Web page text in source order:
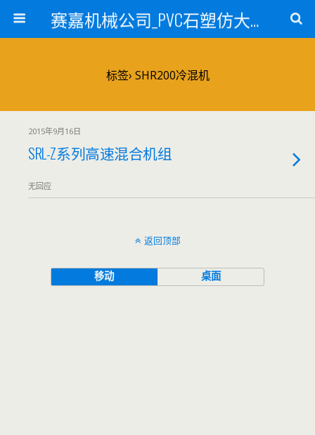
赛嘉机械公司_PVC石塑仿大理石线条生产线_PVC仿大理石板材生产设备_PVC门窗型材生产设备_PVC扣板设备_PVC/WPC发泡板材生产线_PVC波浪瓦生产设备_地毯覆膜TPR TPE设备_TPR鞋边条生产设备_PVC封边条卡条生产设备_PVC造料设备_PVC PE PP管材生产线_混合机
标签› SHR200冷混机
2015年9月16日
SRL-Z系列高速混合机组
无回应
返回顶部
移动 桌面